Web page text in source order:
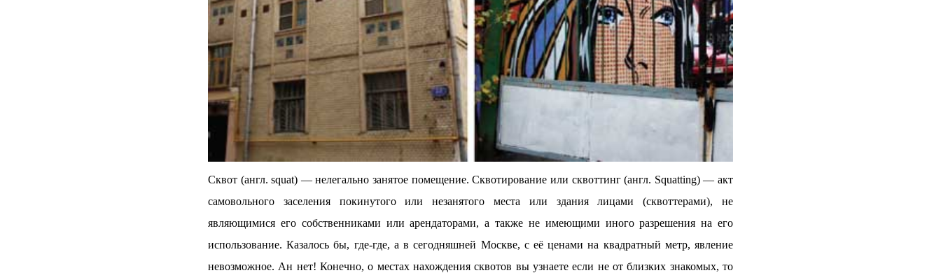
Сквот (англ. squat) — нелегально занятое помещение. Сквотирование или сквоттинг (англ. Squatting) — акт
самовольного заселения покинутого или незанятого места или здания лицами (сквоттерами), не
являющимися его собственниками или арендаторами, а также не имеющими иного разрешения на его
использование. Казалось бы, где-где, а в сегодняшней Москве, с её ценами на квадратный метр, явление
невозможное. Ан нет! Конечно, о местах нахождения сквотов вы узнаете если не от близких знакомых, то